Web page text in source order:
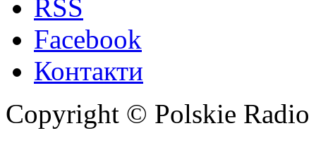
RSS
Facebook
Контакти
Copyright © Polskie